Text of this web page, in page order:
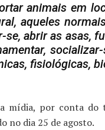
animais em
aqueles
se, abrir as asas,
fisiológicas,
mídia, por conta
no dia 25 de agosto.